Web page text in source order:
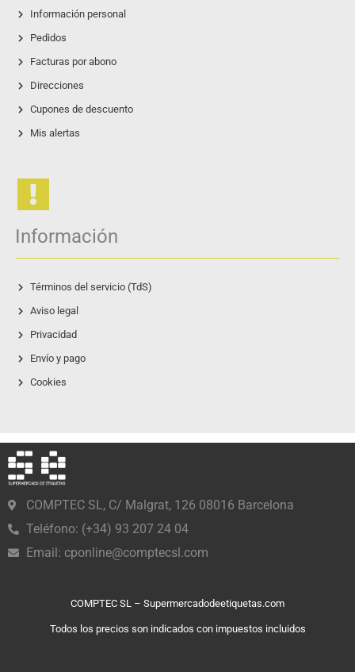
Información personal
Pedidos
Facturas por abono
Direcciones
Cupones de descuento
Mis alertas
Información
Términos del servicio (TdS)
Aviso legal
Privacidad
Envío y pago
Cookies
COMPTEC SL, C/ Malgrat, 126 08016 Barcelona
Teléfono: (+34) 93 207 24 04
Email: cponline@comptecsl.com
COMPTEC SL – Supermercadodeetiquetas.com
Todos los precios son indicados con impuestos incluidos